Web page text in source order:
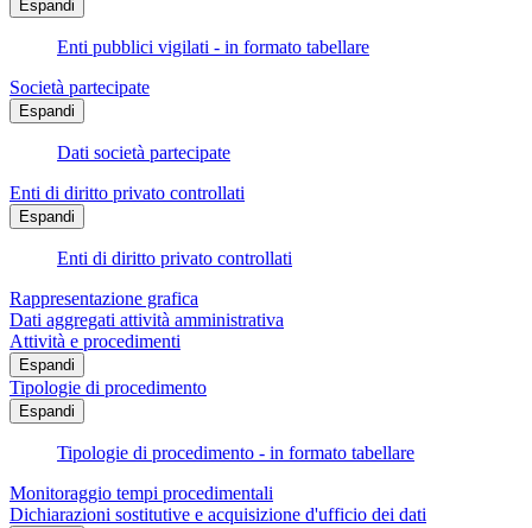
Espandi
Enti pubblici vigilati - in formato tabellare
Società partecipate
Espandi
Dati società partecipate
Enti di diritto privato controllati
Espandi
Enti di diritto privato controllati
Rappresentazione grafica
Dati aggregati attività amministrativa
Attività e procedimenti
Espandi
Tipologie di procedimento
Espandi
Tipologie di procedimento - in formato tabellare
Monitoraggio tempi procedimentali
Dichiarazioni sostitutive e acquisizione d'ufficio dei dati